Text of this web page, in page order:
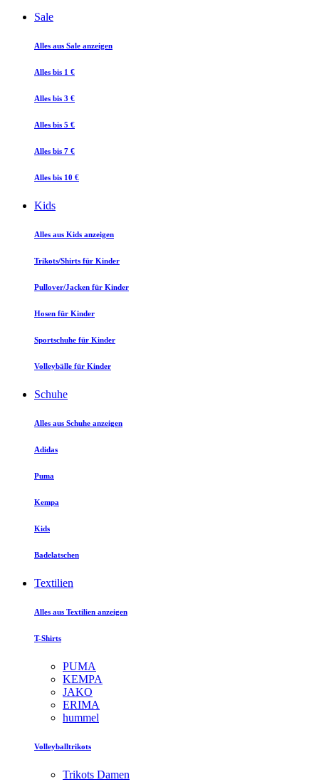
Sale
Alles aus Sale anzeigen
Alles bis 1 €
Alles bis 3 €
Alles bis 5 €
Alles bis 7 €
Alles bis 10 €
Kids
Alles aus Kids anzeigen
Trikots/Shirts für Kinder
Pullover/Jacken für Kinder
Hosen für Kinder
Sportschuhe für Kinder
Volleybälle für Kinder
Schuhe
Alles aus Schuhe anzeigen
Adidas
Puma
Kempa
Kids
Badelatschen
Textilien
Alles aus Textilien anzeigen
T-Shirts
PUMA
KEMPA
JAKO
ERIMA
hummel
Volleyballtrikots
Trikots Damen